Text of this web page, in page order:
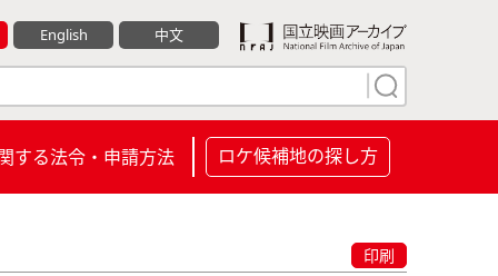
English 中文
する法令・申請方法 ロケ候補地の探し方
印刷